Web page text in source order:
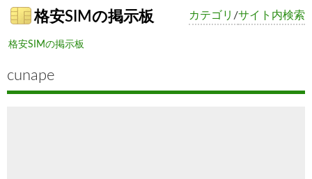
サイト内検索
カテゴリ /
格安SIMの掲示板
格安SIMの掲示板
cunape